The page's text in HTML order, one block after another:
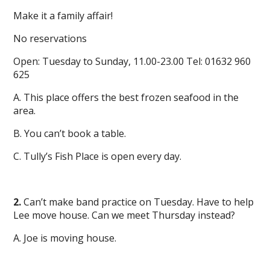
Make it a family affair!
No reservations
Open: Tuesday to Sunday, 11.00-23.00 Tel: 01632 960
625
A. This place offers the best frozen seafood in the
area.
B. You can’t book a table.
C. Tully’s Fish Place is open every day.
2.Can’t make band practice on Tuesday. Have to help
Lee move house. Can we meet Thursday instead?
A. Joe is moving house.